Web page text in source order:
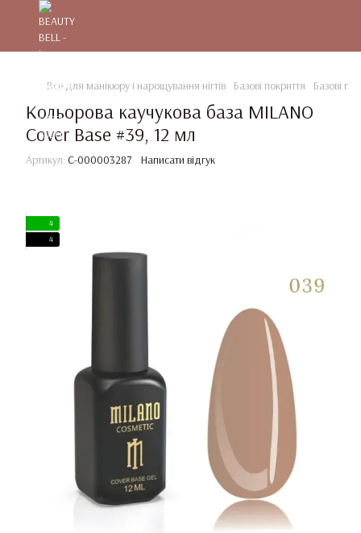
Все для манікюру і нарощування нігтів Базові покриття Базові
Кольорова каучукова база MILANO
Cover Base #39, 12 мл
Артикул: C-000003287 Написати відгук
4
4